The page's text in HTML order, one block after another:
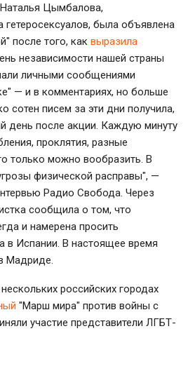
Наталья Цымбалова,
была объявлена
после того, как выразила
независимости нашей страны
личными сообщениями
— и в комментариях, но больше
сотен писем за эти дни получила,
день после акции. Каждую минуту
проклятия, разные
только можно вообразить. В
физической расправы", —
Радио Свобода. Через
сообщила о том, что
и намерена просить
в Испании. В настоящее время
Мадриде.
российских городах
"Марш мира" против войны с
участие представители ЛГБТ-